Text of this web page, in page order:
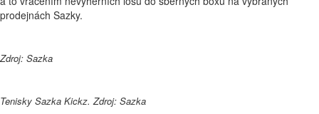
prodejnách Sazky.
Zdroj: Sazka
Tenisky Sazka Kickz. Zdroj: Sazka